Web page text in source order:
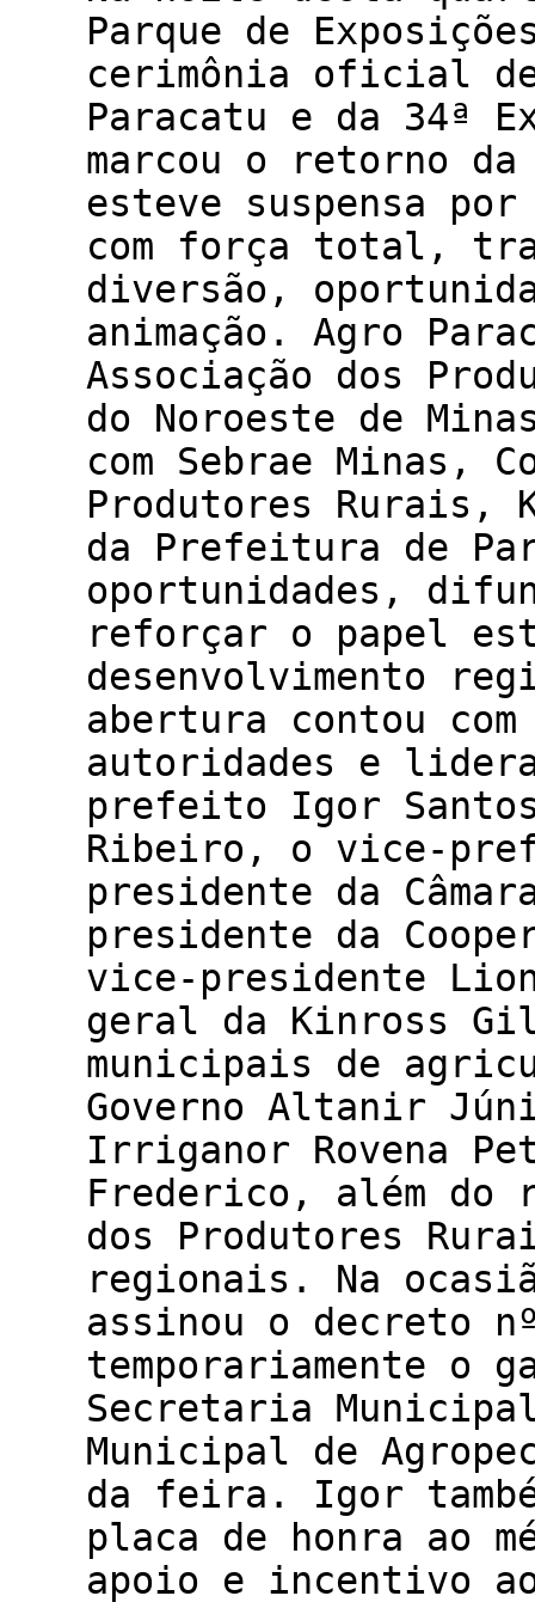
Parque de
cerimônia oficial
Paracatu e da 34ª
marcou o retorno
esteve suspensa
com força total,
diversão,
animação. Agro
Associação dos
do Noroeste de
com Sebrae Minas,
Produtores Rurais,
da Prefeitura de
oportunidades,
reforçar o papel
desenvolvimento
abertura contou
autoridades e
prefeito Igor
Ribeiro, o vice-
presidente da
presidente da
vice-presidente
geral da Kinross
municipais de
Governo Altanir
Irriganor Rovena
Frederico, além do
dos Produtores
regionais. Na
assinou o decreto
temporariamente o
Secretaria
Municipal de
da feira. Igor
placa de honra ao
apoio e incentivo